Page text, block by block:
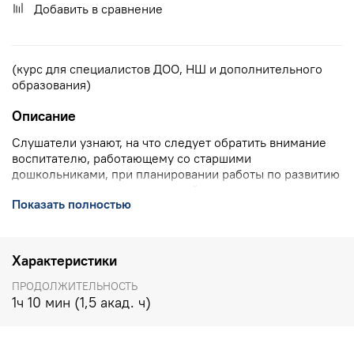
Добавить в сравнение
(курс для специалистов ДОО, НШ и дополнительного
образования)
Описание
Слушатели узнают, на что следует обратить внимание
воспитателю, работающему со старшими
дошкольниками, при планировании работы по развитию
по подготовке ребенка к школе, чтобы период
КОНТАКТЫ УЧЕБНОГО ЦЕНТРА ИНТ:
(горячая линия, бесплатно по РФ), 8(903) 614 8579
(офис),training@int-edu.ru
Показать полностью
Характеристики
ПРОДОЛЖИТЕЛЬНОСТЬ
1ч 10 мин (1,5 акад. ч)